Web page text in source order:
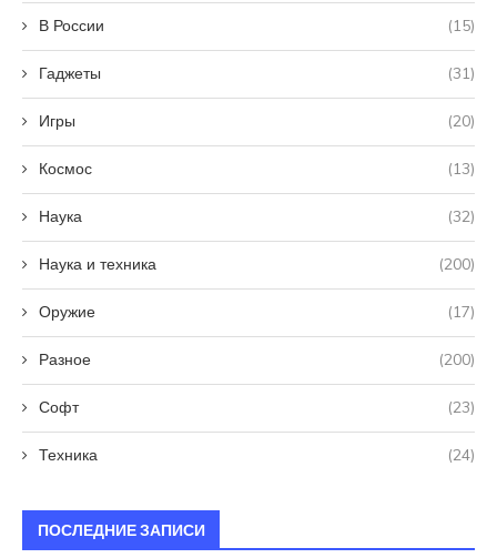
В России (15)
Гаджеты (31)
Игры (20)
Космос (13)
Наука (32)
Наука и техника (200)
Оружие (17)
Разное (200)
Софт (23)
Техника (24)
ПОСЛЕДНИЕ ЗАПИСИ